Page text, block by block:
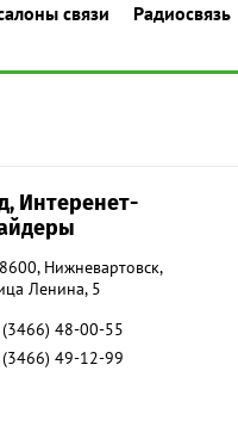
связи Радиосвязь
Интеренет-
Нижневартовск,
Ленина, 5
(3466) 48-00-55
(3466) 49-12-99